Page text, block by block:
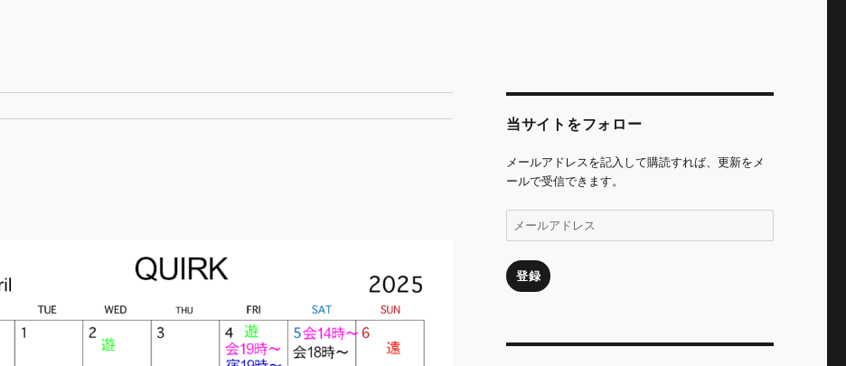
当サイトをフォロー
メールアドレスを記入して購読すれば、更新をメ
ールで受信できます。
ー
ア
ド
登録